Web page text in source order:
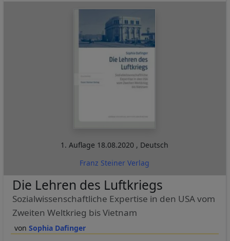
1. Auflage 18.08.2020 , Deutsch
Franz Steiner Verlag
Sophia Dafinger
Die Lehren des Luftkriegs
Sozialwissenschaftliche Expertise in den USA vom
Zweiten Weltkrieg bis Vietnam